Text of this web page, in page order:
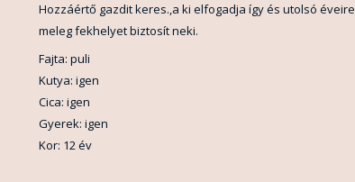
Hozzáértő gazdit keres.,a ki elfogadja így és utolsó éveire
meleg fekhelyet biztosít neki.
Fajta: puli
Kutya: igen
Cica: igen
Gyerek: igen
Kor: 12 év